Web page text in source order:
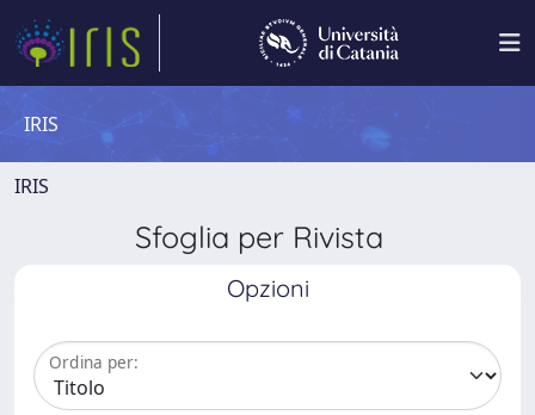
IRIS
IRIS
Sfoglia per Rivista
Opzioni
Ordina per: